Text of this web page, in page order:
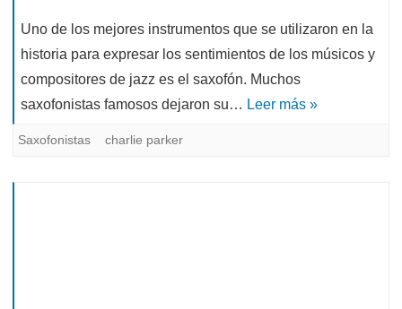
Uno de los mejores instrumentos que se utilizaron en la
historia para expresar los sentimientos de los músicos y
compositores de jazz es el saxofón. Muchos
saxofonistas famosos dejaron su… Leer más »
Saxofonistas charlie parker